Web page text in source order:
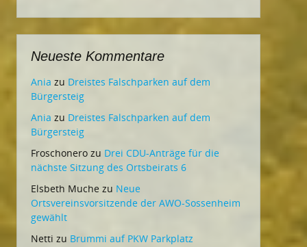
Neueste Kommentare
Ania zu Dreistes Falschparken auf dem
Bürgersteig
Ania zu Dreistes Falschparken auf dem
Bürgersteig
Froschonero zu Drei CDU-Anträge für die
nächste Sitzung des Ortsbeirats 6
Elsbeth Muche zu Neue
Ortsvereinsvorsitzende der AWO-Sossenheim
gewählt
Netti zu Brummi auf PKW Parkplatz